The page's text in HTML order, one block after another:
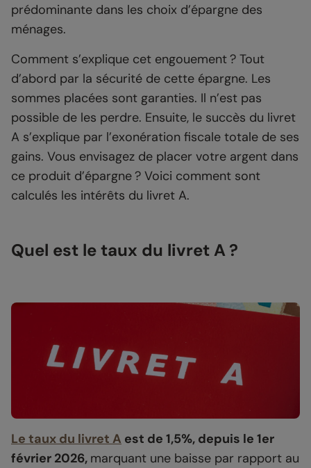
prédominante dans les choix d’épargne des
ménages.
Comment s’explique cet engouement ? Tout
d’abord par la sécurité de cette épargne. Les
sommes placées sont garanties. Il n’est pas
possible de les perdre. Ensuite, le succès du livret
A s’explique par l’exonération fiscale totale de ses
gains. Vous envisagez de placer votre argent dans
ce produit d’épargne ? Voici comment sont
calculés les intérêts du livret A.
Quel est le taux du livret A ?
Le taux du livret A est de 1,5%, depuis le 1er
février 2026, marquant une baisse par rapport au